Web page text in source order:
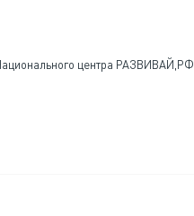
центра РАЗВИВАЙ,РФ